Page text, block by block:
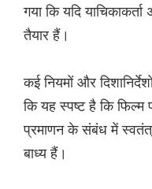
गया कि यदि
तैयार हैं।
कई नियमों और
कि यह स्पष्ट है कि फिल्म
प्रमाणन के संबंध में
बाध्य हैं।